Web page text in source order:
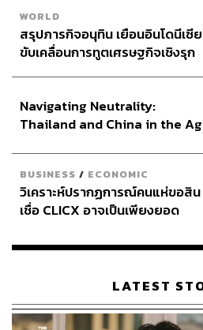
WORLD
สรุปภารกิจอนุทิน เยือนอินโดนีเซีย
ขับเคลื่อนการทูตเศรษฐกิจเชิงรุก
Navigating Neutrality:
Thailand and China in the
BUSINESS / ECONOMIC
วิเคราะห์ปรากฏการณ์คนแห่ขอสิน
เชื่อ CLICX อาจเป็นเพียงยอด
เรือนไทยที่ถูกซุกไว้
LATEST